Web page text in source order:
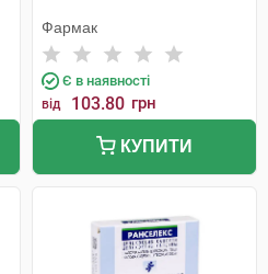
Фармак
Є в наявності
від 103.80 грн
КУПИТИ